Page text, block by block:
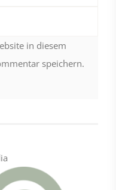
in diesem
speichern.